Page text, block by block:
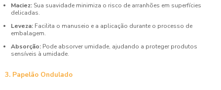
Maciez: Sua suavidade minimiza o risco de arranhões em superfícies
delicadas.
Leveza: Facilita o manuseio e a aplicação durante o processo de
embalagem.
Absorção: Pode absorver umidade, ajudando a proteger produtos
sensíveis à umidade.
3. Papelão Ondulado